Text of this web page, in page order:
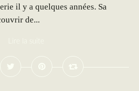
il y a quelques années. Sa
de...